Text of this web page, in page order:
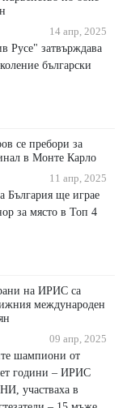
14 апр, 2025
Русе" затвърждава
български
се пребори за
в Монте Карло
11 апр, 2025
България ще играе
за място в Топ 4
на ИРИС са
международен
09 апр, 2025
шампиони от
години – ИРИС
участваха в